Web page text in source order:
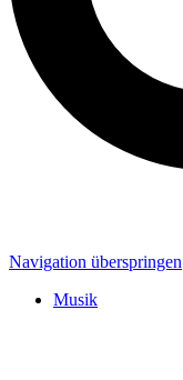
Navigation überspringen
Musik